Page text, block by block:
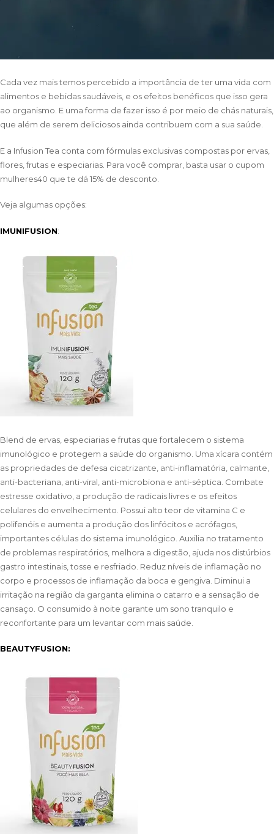
Cada vez mais temos percebido a importância de ter uma vida com
alimentos e bebidas saudáveis, e os efeitos benéficos que isso gera
ao organismo. E uma forma de fazer isso é por meio de chás naturais,
que além de serem deliciosos ainda contribuem com a sua saúde.
E a Infusion Tea conta com fórmulas exclusivas compostas por ervas,
flores, frutas e especiarias. Para você comprar, basta usar o cupom
mulheres40 que te dá 15% de desconto.
Veja algumas opções:
IMUNIFUSION:
Blend de ervas, especiarias e frutas que fortalecem o sistema
imunológico e protegem a saúde do organismo. Uma xícara contém
as propriedades de defesa cicatrizante, anti-inflamatória, calmante,
anti-bacteriana, anti-viral, anti-microbiona e anti-séptica. Combate
estresse oxidativo, a produção de radicais livres e os efeitos
celulares do envelhecimento. Possui alto teor de vitamina C e
polifenóis e aumenta a produção dos linfócitos e acrófagos,
importantes células do sistema imunológico. Auxilia no tratamento
de problemas respiratórios, melhora a digestão, ajuda nos distúrbios
gastro intestinais, tosse e resfriado. Reduz níveis de inflamação no
corpo e processos de inflamação da boca e gengiva. Diminui a
irritação na região da garganta elimina o catarro e a sensação de
cansaço. O consumido à noite garante um sono tranquilo e
reconfortante para um levantar com mais saúde.
BEAUTYFUSION: